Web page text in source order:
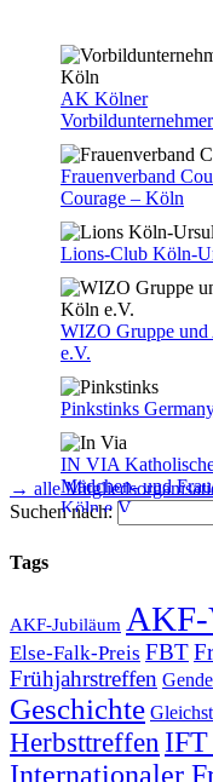
AK Kölner
Frauenverband
Courage – Köln
Lions-Club Köln-
WIZO Gruppe
e.V.
Pinkstinks
IN VIA
Mädchen- und
Köln e.V.
DGB-
→ alle
Suchen nach:
Tags
AKF-Jubiläum AKF-
Else-Falk-Preis FBT
Frühjahrstreffen
Geschichte
Herbsttreffen
Internationaler